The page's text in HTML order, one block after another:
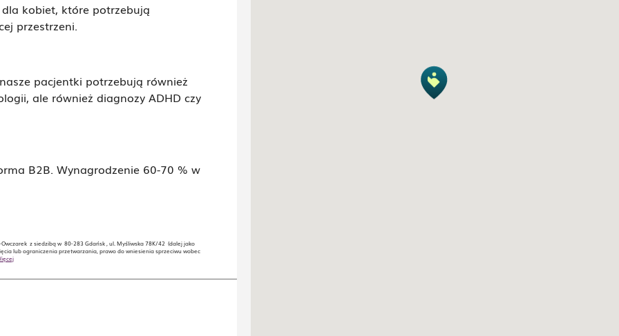
dla kobiet, które potrzebują
przestrzeni.
pacjentki potrzebują również
ale również diagnozy ADHD czy
B2B. Wynagrodzenie 60-70 % w
z siedzibą w 80-283 Gdańsk , ul. Myśliwska 78K/42 (dalej jako
lub ograniczenia przetwarzania, prawo do wniesienia sprzeciwu wobec